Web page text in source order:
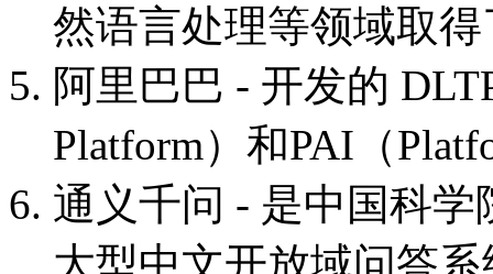
然语言处理等领域取
阿里巴巴 - 开发的
Platform）和PAI（
通义千问 - 是中国科
大型中文开放域问答系